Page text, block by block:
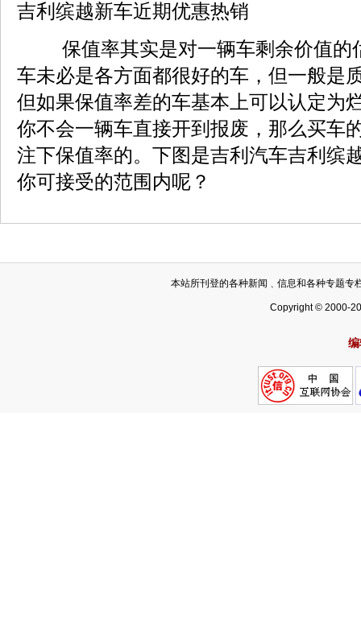
吉利缤越新车近期优惠热销
保值率其实是对一辆车剩余价值的
车未必是各方面都很好的车，但一般是
但如果保值率差的车基本上可以认定为
你不会一辆车直接开到报废，那么买车
注下保值率的。下图是吉利汽车吉利缤
你可接受的范围内呢？
本站所刊登的各种新闻﹑信息和各种专题专
Copyright © 2000-